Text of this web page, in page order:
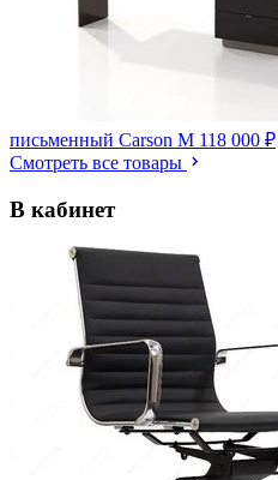
письменный Carson M 118 000 ₽
Смотреть все товары
В кабинет